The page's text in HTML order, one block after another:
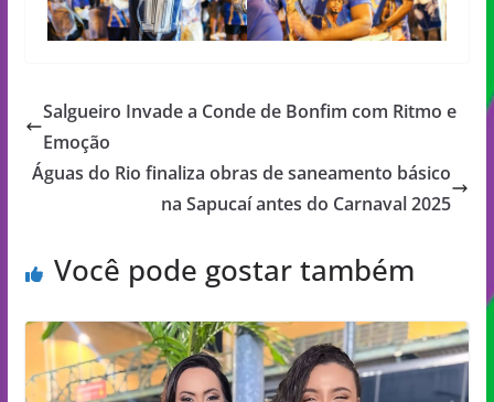
Salgueiro Invade a Conde de Bonfim com Ritmo e
Emoção
Águas do Rio finaliza obras de saneamento básico
na Sapucaí antes do Carnaval 2025
Você pode gostar também